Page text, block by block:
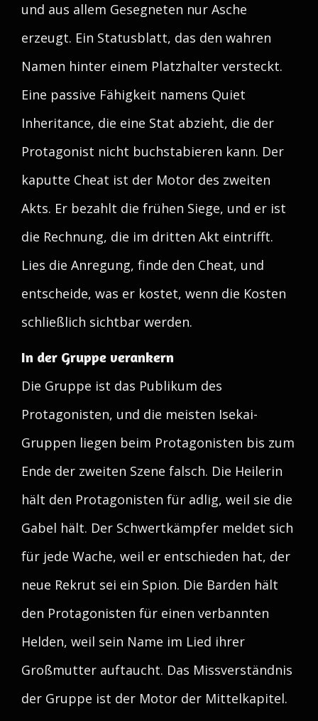
und aus allem Gesegneten nur Asche
erzeugt. Ein Statusblatt, das den wahren
Namen hinter einem Platzhalter versteckt.
Eine passive Fähigkeit namens Quiet
Inheritance, die eine Stat abzieht, die der
Protagonist nicht buchstabieren kann. Der
kaputte Cheat ist der Motor des zweiten
Akts. Er bezahlt die frühen Siege, und er ist
die Rechnung, die im dritten Akt eintrifft.
Lies die Anregung, finde den Cheat, und
entscheide, was er kostet, wenn die Kosten
schließlich sichtbar werden.
In der Gruppe verankern
Die Gruppe ist das Publikum des
Protagonisten, und die meisten Isekai-
Gruppen liegen beim Protagonisten bis zum
Ende der zweiten Szene falsch. Die Heilerin
hält den Protagonisten für adlig, weil sie die
Gabel hält. Der Schwertkämpfer meldet sich
für jede Wache, weil er entschieden hat, der
neue Rekrut sei ein Spion. Die Barden hält
den Protagonisten für einen verbannten
Helden, weil sein Name im Lied ihrer
Großmutter auftaucht. Das Missverständnis
der Gruppe ist der Motor der Mittelkapitel.